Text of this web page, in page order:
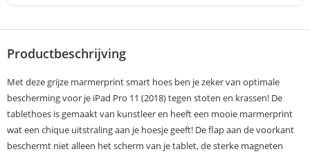
Productbeschrijving
Met deze grijze marmerprint smart hoes ben je zeker van optimale
bescherming voor je iPad Pro 11 (2018) tegen stoten en krassen! De
tablethoes is gemaakt van kunstleer en heeft een mooie marmerprint
wat een chique uitstraling aan je hoesje geeft! De flap aan de voorkant
beschermt niet alleen het scherm van je tablet, de sterke magneten